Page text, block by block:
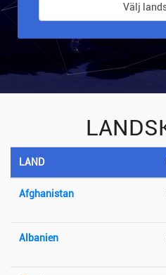
Välj
LAND
Afghanistan
Albanien